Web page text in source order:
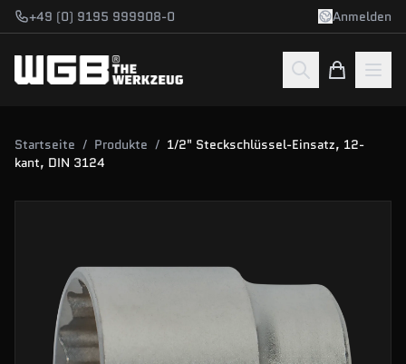
Zum Hauptinhalt springen
+49 (0) 9195 999908-0 Anmelden
Startseite / Produkte / 1/2" Steckschlüssel-Einsatz, 12-
kant, DIN 3124